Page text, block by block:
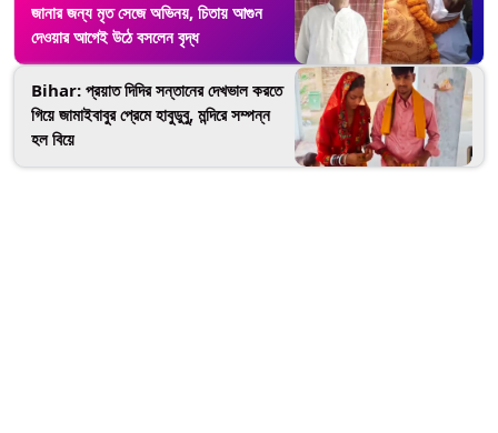
জানার জন্য মৃত সেজে অভিনয়, চিতায় আগুন
দেওয়ার আগেই উঠে বসলেন বৃদ্ধ
Bihar: প্রয়াত দিদির সন্তানের দেখভাল করতে
গিয়ে জামাইবাবুর প্রেমে হাবুডুবু, মন্দিরে সম্পন্ন
হল বিয়ে